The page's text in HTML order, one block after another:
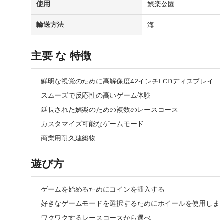
使用 娯楽公園
輸送方法 海
主要 な 特徴
鮮明な視覚のために高解像度42インチLCDディスプレイ
スムーズで反応性の高いゲーム体験
延長された娯楽のための複数のレースコース
カスタマイズ可能なゲームモード
商業用耐久建築物
遊び方
ゲームを始めるためにコインを挿入する
好きなゲームモードを選択するためにホイールを使用し
ワクワクするレースコースから選べ